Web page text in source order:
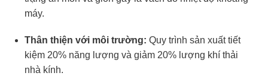
máy.
Thân thiện với môi trường: Quy trình sản xuất tiết
kiệm 20% năng lượng và giảm 20% lượng khí thải
nhà kính.